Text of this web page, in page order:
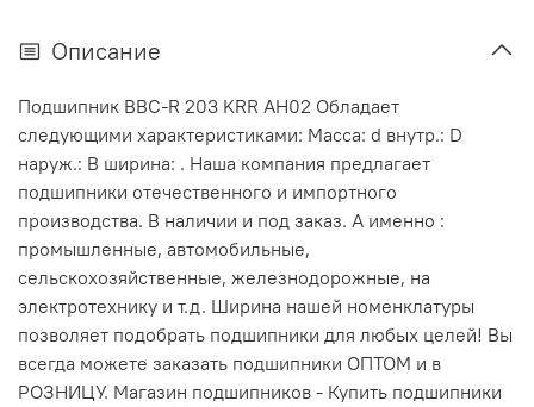
Описание
Подшипник BBC-R 203 KRR AH02 Обладает
следующими характеристиками: Масса: d внутр.: D
наруж.: В ширина: . Наша компания предлагает
подшипники отечественного и импортного
производства. В наличии и под заказ. А именно :
промышленные, автомобильные,
сельскохозяйственные, железнодорожные, на
электротехнику и т.д. Ширина нашей номенклатуры
позволяет подобрать подшипники для любых целей! Вы
всегда можете заказать подшипники ОПТОМ и в
РОЗНИЦУ. Магазин подшипников - Купить подшипники